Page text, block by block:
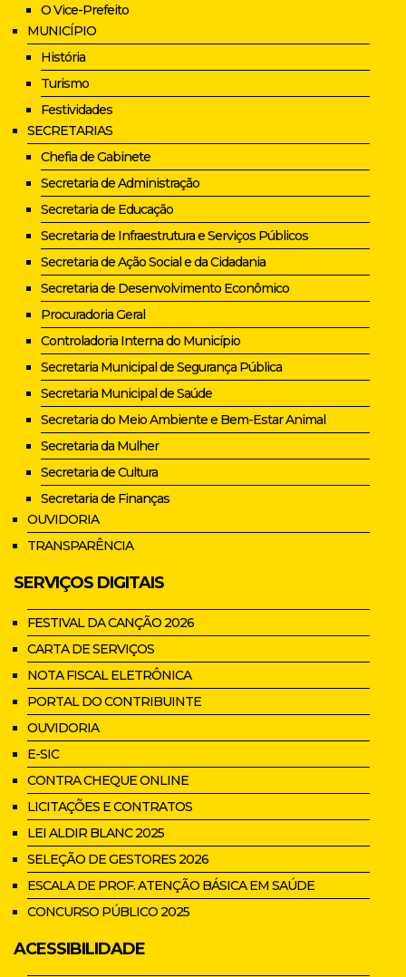
O Vice-Prefeito
MUNICÍPIO
História
Turismo
Festividades
SECRETARIAS
Chefia de Gabinete
Secretaria de Administração
Secretaria de Educação
Secretaria de Infraestrutura e Serviços Públicos
Secretaria de Ação Social e da Cidadania
Secretaria de Desenvolvimento Econômico
Procuradoria Geral
Controladoria Interna do Município
Secretaria Municipal de Segurança Pública
Secretaria Municipal de Saúde
Secretaria do Meio Ambiente e Bem-Estar Animal
Secretaria da Mulher
Secretaria de Cultura
Secretaria de Finanças
OUVIDORIA
TRANSPARÊNCIA
SERVIÇOS DIGITAIS
FESTIVAL DA CANÇÃO 2026
CARTA DE SERVIÇOS
NOTA FISCAL ELETRÔNICA
PORTAL DO CONTRIBUINTE
OUVIDORIA
E-SIC
CONTRA CHEQUE ONLINE
LICITAÇÕES E CONTRATOS
LEI ALDIR BLANC 2025
SELEÇÃO DE GESTORES 2026
ESCALA DE PROF. ATENÇÃO BÁSICA EM SAÚDE
CONCURSO PÚBLICO 2025
ACESSIBILIDADE